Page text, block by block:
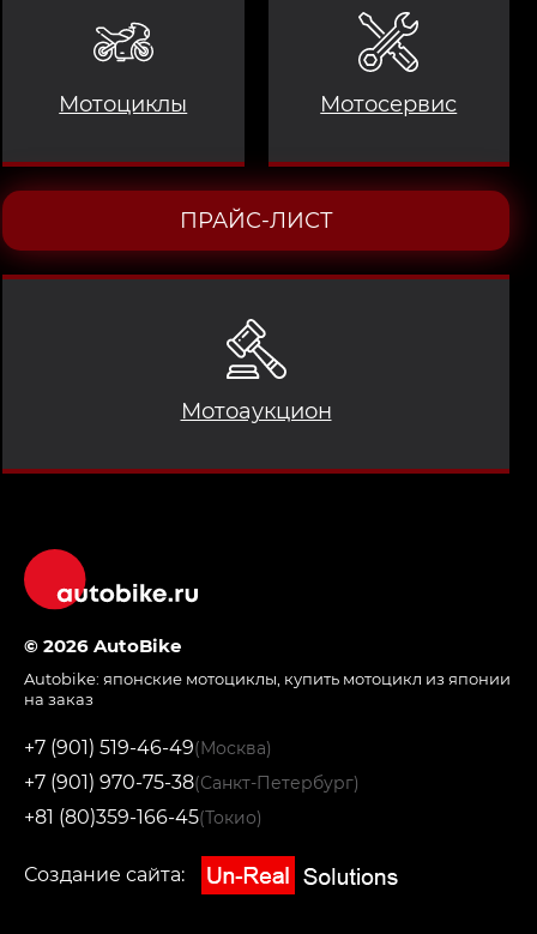
Мотоциклы
Мотоаукцион
Мотосервис
ПРАЙС-ЛИСТ
© 2026 AutoBike
Autobike: японские мотоциклы купить мотоцикл из японии
на заказ
+7 (901) 519-46-49(Москва)
+7 (901) 970-75-38(Санкт-Петербург)
+81 (80)359-166-45(Токио)
Создание сайта: